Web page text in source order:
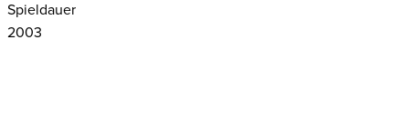
Spieldauer
2003